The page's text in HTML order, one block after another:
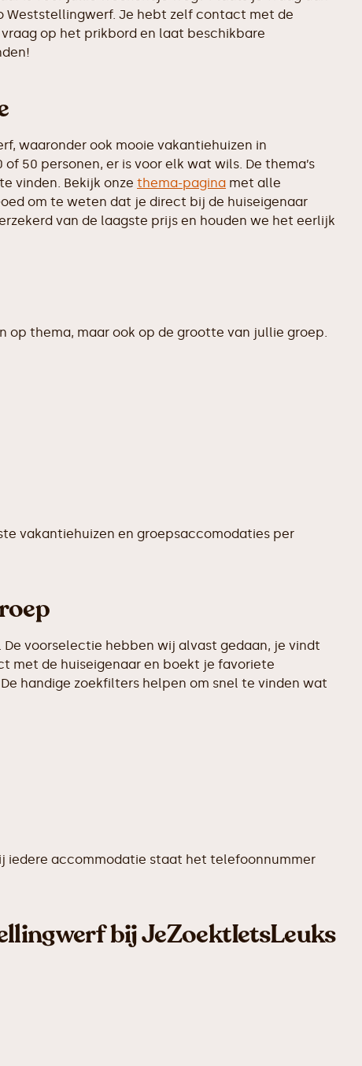
Weststellingwerf. Je hebt zelf contact met de
op het prikbord en laat beschikbare
waaronder ook mooie vakantiehuizen in
50 personen, er is voor elk wat wils. De thema’s
te vinden. Bekijk onze thema-pagina met alle
om te weten dat je direct bij de huiseigenaar
van de laagste prijs en houden we het eerlijk
op thema, maar ook op de grootte van jullie groep.
vakantiehuizen en groepsaccomodaties per
voorselectie hebben wij alvast gedaan, je vindt
met de huiseigenaar en boekt je favoriete
handige zoekfilters helpen om snel te vinden wat
iedere accommodatie staat het telefoonnummer
bij JeZoektIetsLeuks